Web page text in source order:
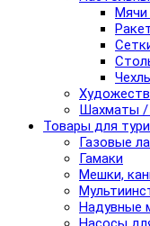
Мячи
Шахматы
Товары для
Газовые
Гамаки
Мешки,
Надувные